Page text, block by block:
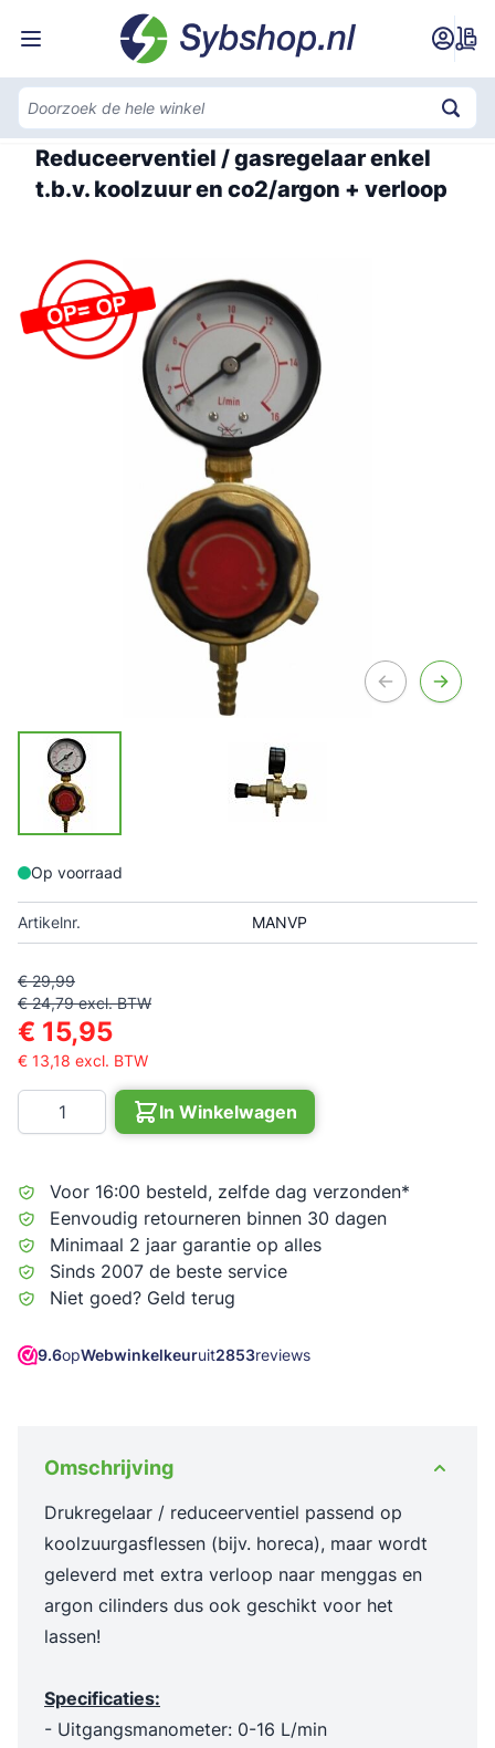
Home
Reduceerventiel / gasregelaar enkel
t.b.v. koolzuur en co2/argon + verloop
Op voorraad
Artikelnr. MANVP
€ 29,99
€ 24,79 excl. BTW
€ 15,95
€ 13,18 excl. BTW
Aantal
In Winkelwagen
Voor 16:00 besteld, zelfde dag verzonden*
Eenvoudig retourneren binnen 30 dagen
Minimaal 2 jaar garantie op alles
Sinds 2007 de beste service
Niet goed? Geld terug
9.6opWebwinkelkeuruit2853reviews
Omschrijving
Drukregelaar / reduceerventiel passend op
koolzuurgasflessen (bijv. horeca), maar wordt
geleverd met extra verloop naar menggas en
argon cilinders dus ook geschikt voor het
lassen!
Specificaties:
- Uitgangsmanometer: 0-16 L/min